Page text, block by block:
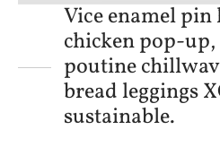
Vice enamel pin
chicken pop-
poutine
bread leggings
sustainable.